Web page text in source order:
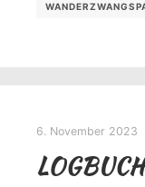
6. November 2023